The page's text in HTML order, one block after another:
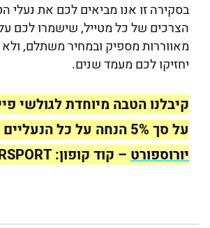
בסקירה זו אנו מביאים לכם את נעלי
הצרכים של כל מטייל, שישמרו לכם על
מאווררות מספיק ובמחיר משתלם,
יחזיקו לכם מעמד שנים.
קיבלנו הטבה מיוחדת לגולשי
על סך 5% הנחה על כל הנעליים ב
יורוספורט – קוד קופון: FINDERSPORT